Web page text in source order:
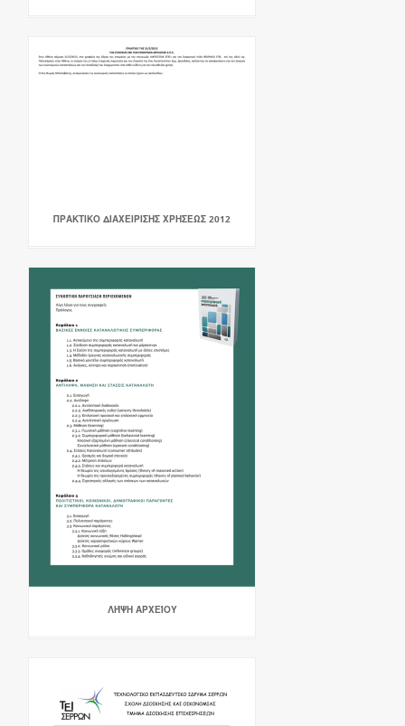
ΠΡΑΚΤΙΚΟ ΔΙΑΧΕΙΡΙΣΗΣ ΧΡΗΣΕΩΣ 2012
ΛΉΨΗ ΑΡΧΕΊΟΥ